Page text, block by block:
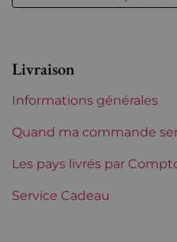
Volume
Etiquette
Région
Classement de 1855
Livraison
Informations générales
Quand ma commande
Les pays livrés par
Service Cadeau